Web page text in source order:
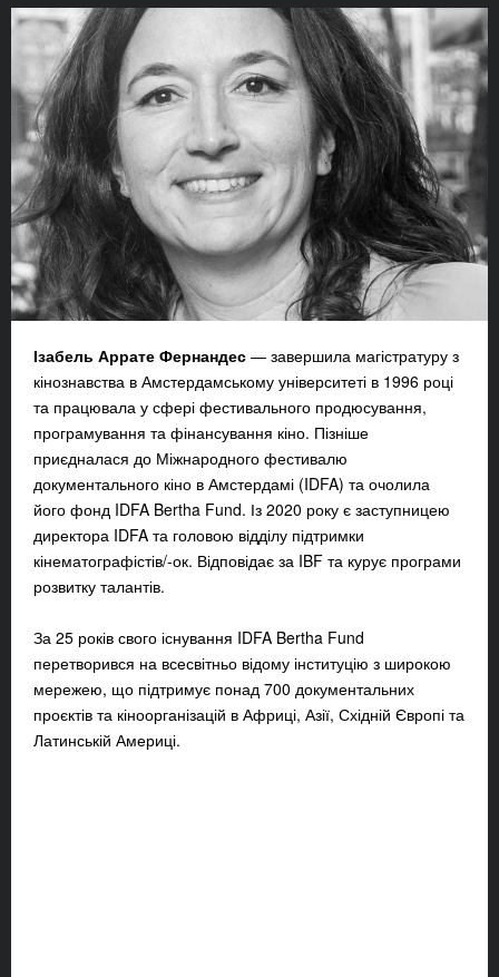
Ізабель Аррате Фернандес — завершила магістратуру з
кінознавства в Амстердамському університеті в 1996 році
та працювала у сфері фестивального продюсування,
програмування та фінансування кіно. Пізніше
приєдналася до Міжнародного фестивалю
документального кіно в Амстердамі (IDFA) та очолила
його фонд IDFA Bertha Fund. Із 2020 року є заступницею
директора IDFA та головою відділу підтримки
кінематографістів/-ок. Відповідає за IBF та курує програми
розвитку талантів.
За 25 років свого існування IDFA Bertha Fund
перетворився на всесвітньо відому інституцію з широкою
мережею, що підтримує понад 700 документальних
проєктів та кіноорганізацій в Африці, Азії, Східній Європі та
Латинській Америці.